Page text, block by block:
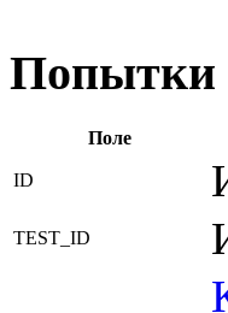
Попытки
Поле
ID
TEST_ID